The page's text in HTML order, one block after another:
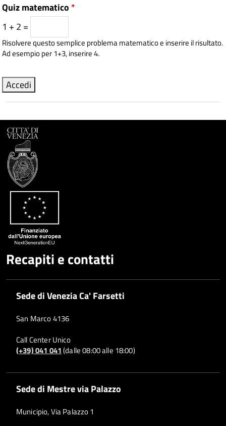
Quiz matematico *
1 + 2 =
Risolvere questo semplice problema matematico e inserire il risultato.
Ad esempio per 1+3, inserire 4.
Recapiti e contatti
Sede di Venezia Ca' Farsetti
San Marco 4136
Call Center Unico
(+39) 041 041(dalle 08:00 alle 18:00)
Sede di Mestre via Palazzo
Municipio, Via Palazzo 1